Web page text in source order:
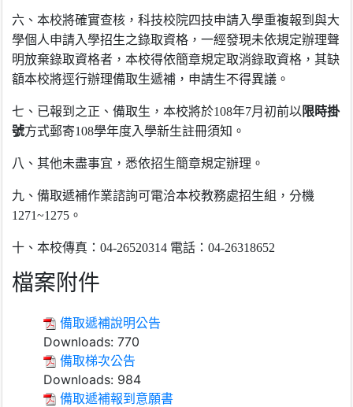
六、本校將確實查核，科技校院四技申請入學重複報到與大
學個人申請入學招生之錄取資格，一經發現未依規定辦理聲
明放棄錄取資格者，本校得依簡章規定取消錄取資格，其缺
額本校將逕行辦理備取生遞補，申請生不得異議。
七、已報到之正、備取生，本校將於108年7月 初前以 限時掛
號方式郵寄108學年度入學新生註冊須知。
八、其他未盡事宜，悉依招生簡章規定辦理。
九、備取遞補作業諮詢可電洽本校教務處招生組，分機
1271~1275。
十、本校傳真：04-26520314 電話：04-26318652
檔案附件
備取遞補說明公告
Downloads: 770
備取梯次公告
Downloads: 984
備取遞補報到意願書